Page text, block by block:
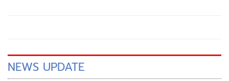
อนาคต
NEWS UPDATE